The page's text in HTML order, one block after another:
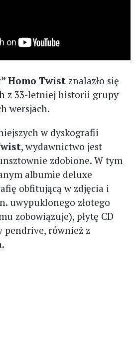
Homo Twist znalazło się
z 33-letniej historii grupy
wersjach.
w dyskografii
, wydawnictwo jest
zdobione. W tym
albumie deluxe
obfitującą w zdjęcia i
uwypuklonego złotego
zobowiązuje), płytę CD
pendrive, również z